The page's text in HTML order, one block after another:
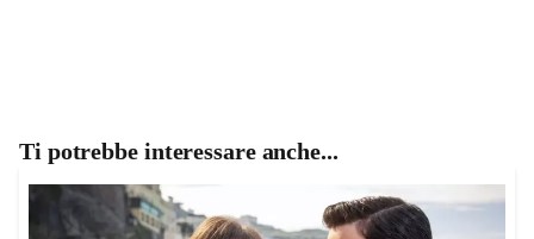
Ti potrebbe interessare anche...